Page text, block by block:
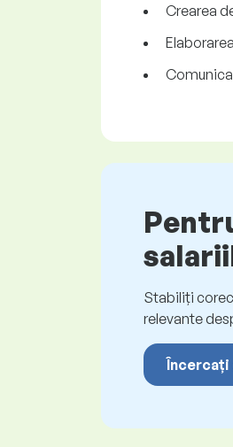
Crearea
Stabiliți
relevante
Încercați